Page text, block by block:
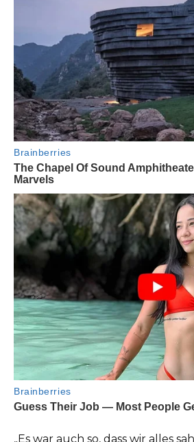
„Es war auch so, dass wir alles